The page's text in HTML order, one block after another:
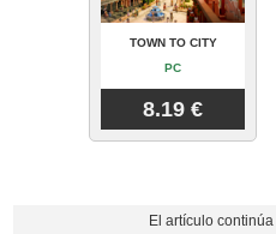
TOWN TO CITY
PC
8.19 €